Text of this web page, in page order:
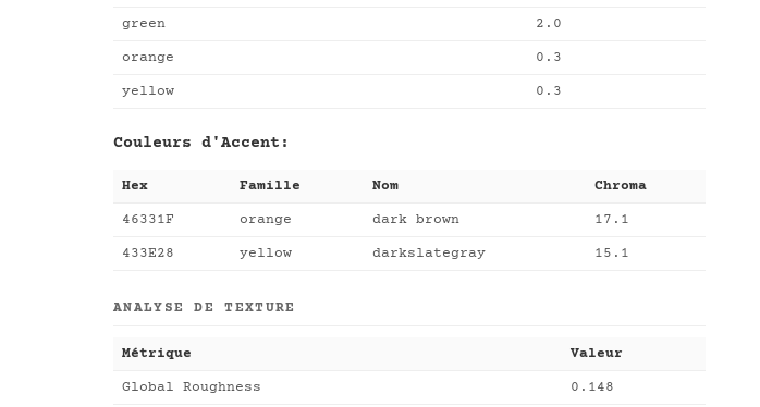
green 2.0
orange 0.3
yellow 0.3
Couleurs d'Accent:
Hex Famille Nom Chroma
46331F orange dark brown 17.1
433E28 yellow darkslategray 15.1
ANALYSE DE TEXTURE
Métrique Valeur
Global Roughness 0.148